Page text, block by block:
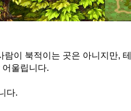
이 북적이는 곳은 아니지만,
울립니다.
다.